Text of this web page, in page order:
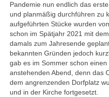
Pandemie nun endlich das
und planmäßig durchführen zu
aufgeführten Stücke wurden
schon im Spätjahr 2021 mit
damals zum Jahresende
bekannten Gründen jedoch
gab es im Sommer schon
anstehenden Abend, denn das
dem angrenzenden Dorfplatz
und in der Kirche fortgesetzt.